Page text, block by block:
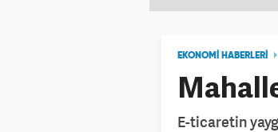
EKONOMİ HABERLERİ
E-ticaretin